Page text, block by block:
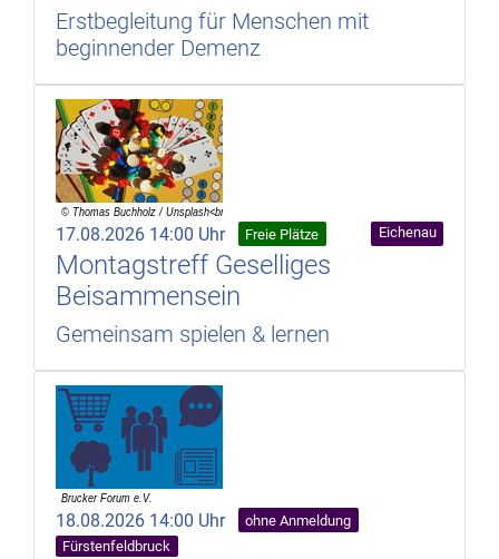
Erstbegleitung für Menschen mit
beginnender Demenz
17.08.2026 14:00 Uhr Freie Plätze Eichenau
Montagstreff Geselliges
Beisammensein
Gemeinsam spielen & lernen
18.08.2026 14:00 Uhr
ohne Anmeldung
Fürstenfeldbruck